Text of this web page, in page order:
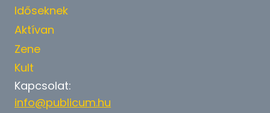
Időseknek
Aktívan
Zene
Kult
Kapcsolat:
info@publicum.hu